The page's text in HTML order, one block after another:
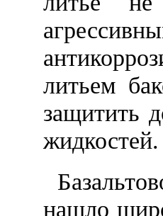
литьем
защитить
жидкостей.
нашло